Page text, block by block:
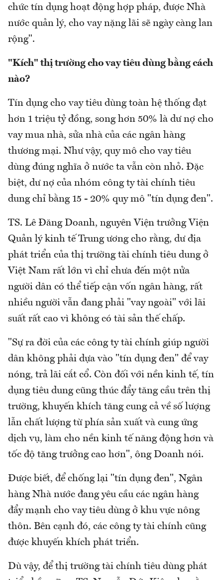
chức tín dụng hoạt động hợp pháp, được Nhà
nước quản lý, cho vay nặng lãi sẽ ngày càng lan
rộng".
"Kích" thị trường cho vay tiêu dùng bằng cách
nào?
Tín dụng cho vay tiêu dùng toàn hệ thống đạt
hơn 1 triệu tỷ đồng, song hơn 50% là dư nợ cho
vay mua nhà, sửa nhà của các ngân hàng
thương mại. Như vậy, quy mô cho vay tiêu
dùng đúng nghĩa ở nước ta vẫn còn nhỏ. Đặc
biệt, dư nợ của nhóm công ty tài chính tiêu
dung chỉ bằng 15 - 20% quy mô "tín dụng đen".
TS. Lê Đăng Doanh, nguyên Viện trưởng Viện
Quản lý kinh tế Trung ương cho rằng, dư địa
phát triển của thị trường tài chính tiêu dung ở
Việt Nam rất lớn vì chỉ chưa đến một nửa
người dân có thể tiếp cận vốn ngân hàng, rất
nhiều người vẫn đang phải "vay ngoài" với lãi
suất rất cao vì không có tài sản thế chấp.
"Sự ra đời của các công ty tài chính giúp người
dân không phải dựa vào "tín dụng đen" để vay
nóng, trả lãi cắt cổ. Còn đối với nền kinh tế, tín
dụng tiêu dung cũng thúc đẩy tăng cầu trên thị
trường, khuyến khích tăng cung cả về số lượng
lẫn chất lượng từ phía sản xuất và cung ứng
dịch vụ, làm cho nền kinh tế năng động hơn và
tốc độ tăng trưởng cao hơn", ông Doanh nói.
Được biết, để chống lại "tín dụng đen", Ngân
hàng Nhà nước đang yêu cầu các ngân hàng
đẩy mạnh cho vay tiêu dùng ở khu vực nông
thôn. Bên cạnh đó, các công ty tài chính cũng
được khuyến khích phát triển.
Dù vậy, để thị trường tài chính tiêu dùng phát